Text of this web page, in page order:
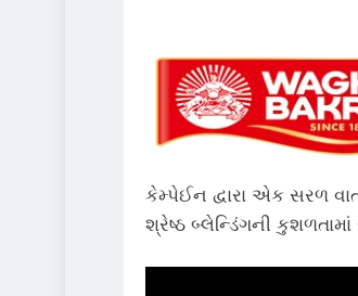
કેમ્પેઈન દ્વારા એક સરળ
શ્રેષ્ઠ બ્લેન્ડિંગની